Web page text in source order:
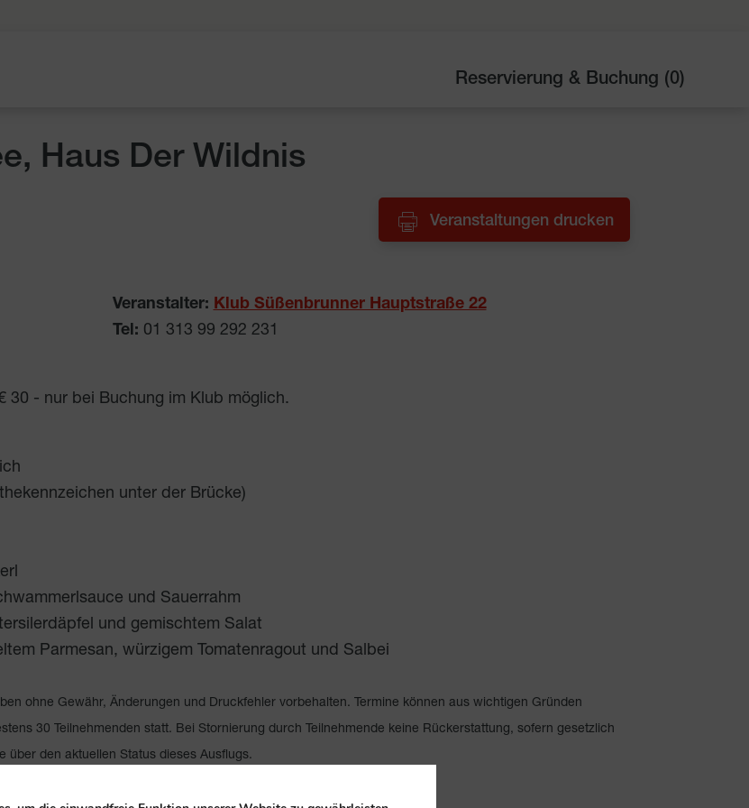
Reservierung & Buchung (0)
Haus Der Wildnis
Veranstaltungen drucken
Veranstalter: Klub Süßenbrunner Hauptstraße 22
Tel: 01 313 99 292 231
30 - nur bei Buchung im Klub möglich.
unter der Brücke)
und Sauerrahm
und gemischtem Salat
Parmesan, würzigem Tomatenragout und Salbei
ohne Gewähr, Änderungen und Druckfehler vorbehalten. Termine können aus wichtigen Gründen
30 Teilnehmenden statt. Bei Stornierung durch Teilnehmende keine Rückerstattung, sofern gesetzlich
über den aktuellen Status dieses Ausflugs.